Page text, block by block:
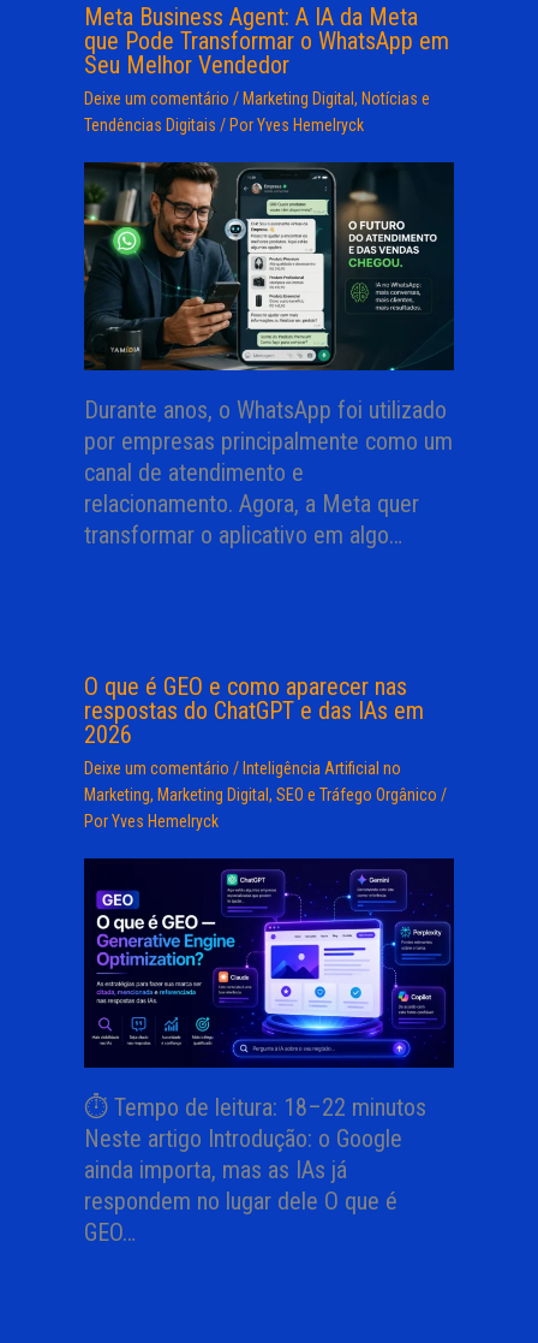
Meta Business Agent: A IA da Meta
que Pode Transformar o WhatsApp em
Seu Melhor Vendedor
Deixe um comentário / Marketing Digital , Notícias e
Tendências Digitais / PorYves Hemelryck
Durante anos, o WhatsApp foi utilizado
por empresas principalmente como um
canal de atendimento e
relacionamento. Agora, a Meta quer
transformar o aplicativo em algo…
O que é GEO e como aparecer nas
respostas do ChatGPT e das IAs em
2026
Deixe um comentário / Inteligência Artificial no
Marketing, Marketing Digital , SEO e Tráfego Orgânico /
PorYves Hemelryck
⏱ Tempo de leitura: 18–22 minutos
Neste artigo Introdução: o Google
ainda importa, mas as IAs já
respondem no lugar dele O que é
GEO…